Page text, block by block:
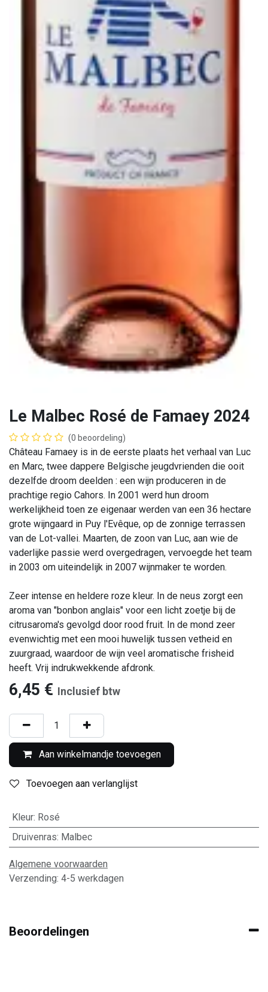
Le Malbec Rosé de Famaey 2024
(0 beoordeling)
Château Famaey is in de eerste plaats het verhaal van Luc
en Marc, twee dappere Belgische jeugdvrienden die ooit
dezelfde droom deelden : een wijn produceren in de
prachtige regio Cahors. In 2001 werd hun droom
werkelijkheid toen ze eigenaar werden van een 36 hectare
grote wijngaard in Puy l'Evêque, op de zonnige terrassen
van de Lot-vallei. Maarten, de zoon van Luc, aan wie de
vaderlijke passie werd overgedragen, vervoegde het team
in 2003 om uiteindelijk in 2007 wijnmaker te worden.
Zeer intense en heldere roze kleur. In de neus zorgt een
aroma van "bonbon anglais" voor een licht zoetje bij de
citrusaroma's gevolgd door rood fruit. In de mond zeer
evenwichtig met een mooi huwelijk tussen vetheid en
zuurgraad, waardoor de wijn veel aromatische frisheid
heeft. Vrij indrukwekkende afdronk.
6,45 € Inclusief btw
Aan winkelmandje toevoegen
Toevoegen aan verlanglijst
Kleur: Rosé
Druivenras: Malbec
Algemene voorwaarden
Verzending: 4-5 werkdagen
Beoordelingen